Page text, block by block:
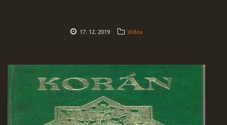
17. 12. 2019 Videa